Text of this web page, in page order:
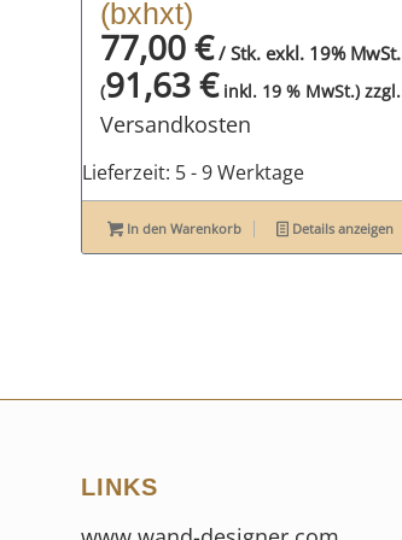
(bxhxt)
77,00€/ Stk. exkl. 19% MwSt.
(91,63€inkl. 19 % MwSt.) zzgl.
Versandkosten
Lieferzeit: 5 - 9 Werktage
In den Warenkorb Details anzeigen
LINKS